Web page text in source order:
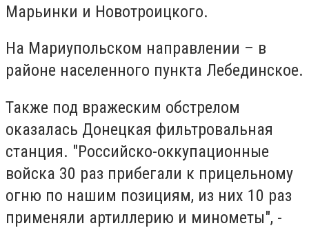
Марьинки и Новотроицкого.
На Мариупольском направлении – в
районе населенного пункта Лебединское.
Также под вражеским обстрелом
оказалась Донецкая фильтровальная
станция. "Российско-оккупационные
войска 30 раз прибегали к прицельному
огню по нашим позициям, из них 10 раз
применяли артиллерию и минометы", -